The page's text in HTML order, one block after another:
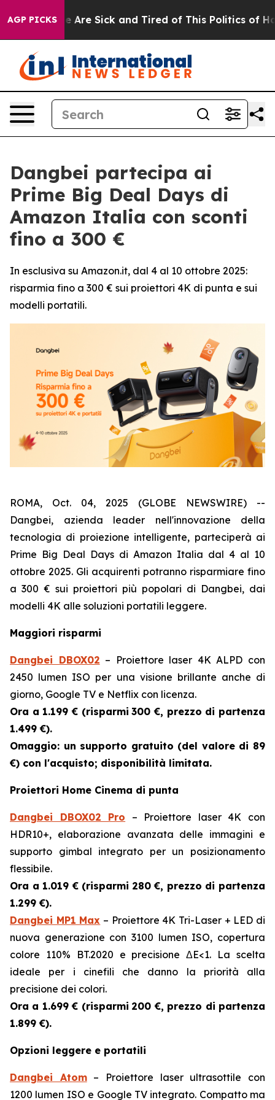
AGP PICKSAre Sick and Tired of This Politics of
Dangbei partecipa ai
Prime Big Deal Days di
Amazon Italia con sconti
fino a 300 €
In esclusiva su Amazon.it, dal 4 al 10 ottobre 2025:
risparmia fino a 300 € sui proiettori 4K di punta e sui
modelli portatili.
ROMA, Oct. 04, 2025 (GLOBE NEWSWIRE) --
Dangbei, azienda leader nell'innovazione della
tecnologia di proiezione intelligente, parteciperà ai
Prime Big Deal Days di Amazon Italia dal 4 al 10
ottobre 2025. Gli acquirenti potranno risparmiare fino
a 300 € sui proiettori più popolari di Dangbei, dai
modelli 4K alle soluzioni portatili leggere.
Maggiori risparmi
Dangbei DBOX02 – Proiettore laser 4K ALPD con
2450 lumen ISO per una visione brillante anche di
giorno, Google TV e Netflix con licenza.
Ora a 1.199 € (risparmi 300 €, prezzo di partenza
1.499 €).
Omaggio: un supporto gratuito (del valore di 89
€) con l'acquisto; disponibilità limitata.
Proiettori Home Cinema di punta
Dangbei DBOX02 Pro – Proiettore laser 4K con
HDR10+, elaborazione avanzata delle immagini e
supporto gimbal integrato per un posizionamento
flessibile.
Ora a 1.019 € (risparmi 280 €, prezzo di partenza
1.299 €).
Dangbei MP1 Max – Proiettore 4K Tri-Laser + LED di
nuova generazione con 3100 lumen ISO, copertura
colore 110% BT.2020 e precisione ΔE<1. La scelta
ideale per i cinefili che danno la priorità alla
precisione dei colori.
Ora a 1.699 € (risparmi 200 €, prezzo di partenza
1.899 €).
Opzioni leggere e portatili
Dangbei Atom– Proiettore laser ultrasottile con
1200 lumen ISO e Google TV integrato. Compatto ma